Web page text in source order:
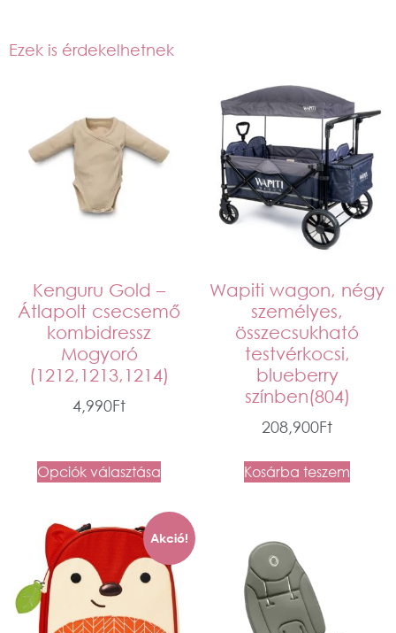
Ezek is érdekelhetnek
Kenguru Gold –
Átlapolt csecsemő
kombidressz
Mogyoró
(1212,1213,1214)
4,990Ft
Opciók választása
Wapiti wagon, négy
személyes,
összecsukható
testvérkocsi,
blueberry
színben(804)
208,900Ft
Kosárba teszem
Akció!